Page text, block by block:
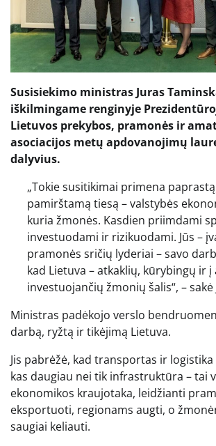
Susisiekimo ministras Juras
iškilmingame renginyje
Lietuvos prekybos, pramonės ir
asociacijos metų apdovanojimų
dalyvius.
„Tokie susitikimai primena
pamirštamą tiesą – valstybės
kuria žmonės. Kasdien priimdami
investuodami ir rizikuodami. Jūs –
pramonės sričių lyderiai – savo
kad Lietuva – atkaklių, kūrybingų ir į
investuojančių žmonių šalis“, – sakė
Ministras padėkojo verslo
darbą, ryžtą ir tikėjimą Lietuva.
Jis pabrėžė, kad transportas ir
kas daugiau nei tik infrastruktūra – tai
ekonomikos kraujotaka, leidžianti
eksportuoti, regionams augti, o
saugiai keliauti.